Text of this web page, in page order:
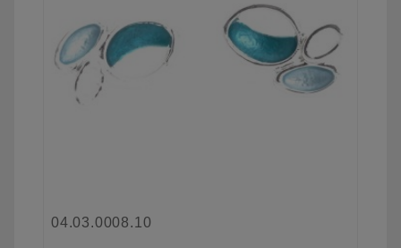
04.03.0008.10